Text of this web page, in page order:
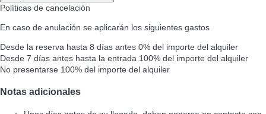
Políticas de cancelación
En caso de anulación se aplicarán los siguientes gastos
Desde la reserva hasta 8 días antes 0% del importe del alquiler
Desde 7 días antes hasta la entrada 100% del importe del alquiler
No presentarse 100% del importe del alquiler
Notas adicionales